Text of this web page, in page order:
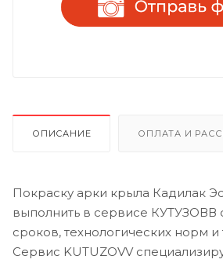
ОПИСАНИЕ ОПЛАТА И
Покраску арки крыла Кадилак
выполнить в сервисе
сроков, технологических норм
Сервис KUTUZOVV